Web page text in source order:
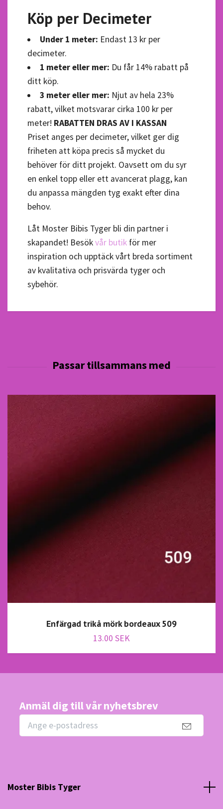
Köp per Decimeter
Under 1 meter: Endast 13 kr per
decimeter.
1 meter eller mer: Du får 14% rabatt på
ditt köp.
3 meter eller mer: Njut av hela 23%
rabatt, vilket motsvarar cirka 100 kr per
meter! RABATTEN DRAS AV I KASSAN
Priset anges per decimeter, vilket ger dig
friheten att köpa precis så mycket du
behöver för ditt projekt. Oavsett om du syr
en enkel topp eller ett avancerat plagg, kan
du anpassa mängden tyg exakt efter dina
behov.
Låt Moster Bibis Tyger bli din partner i
skapandet! Besökvår butik för mer
inspiration och upptäck vårt breda sortiment
av kvalitativa och prisvärda tyger och
sybehör.
Enfärgad trikå mörk bordeaux 509
13.00 SEK
Anmäl dig till vår nyhetsbrev
Moster Bibis Tyger